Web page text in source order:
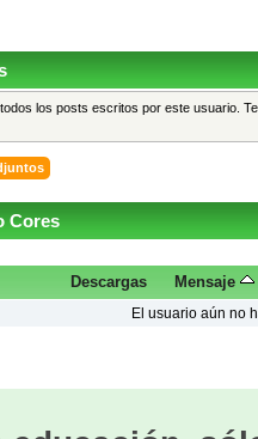
los posts escritos por este usuario.
Cores
Descargas Mensaje
El usuario aún no